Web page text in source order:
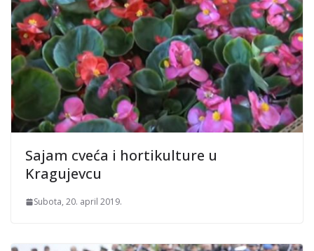
Sajam cveća i hortikulture u
Kragujevcu
Subota, 20. april 2019.